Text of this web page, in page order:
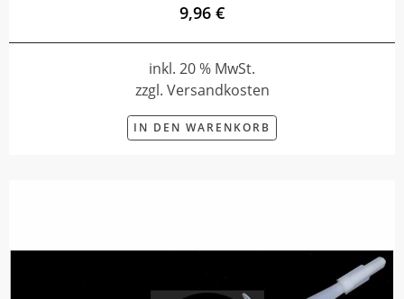
9,96 €
inkl. 20 % MwSt.
zzgl. Versandkosten
IN DEN WARENKORB